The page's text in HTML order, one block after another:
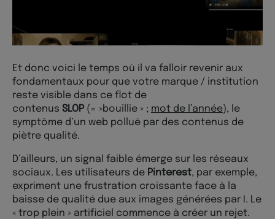
Et donc voici le temps où il va falloir revenir aux
fondamentaux pour que votre marque / institution
reste visible dans ce flot de
contenus SLOP (= »bouillie » ; mot de l’année), le
symptôme d’un web pollué par des contenus de
piètre qualité.
D’ailleurs, un signal faible émerge sur les réseaux
sociaux. Les utilisateurs de Pinterest, par exemple,
expriment une frustration croissante face à la
baisse de qualité due aux images générées par I. Le
« trop plein » artificiel commence à créer un rejet.